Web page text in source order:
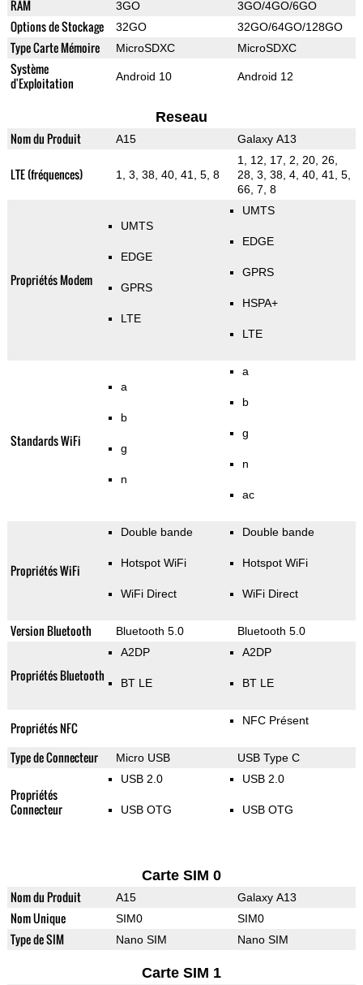
RAM 3GO 3GO/4GO/6GO
Options de Stockage 32GO 32GO/64GO/128GO
Type Carte Mémoire MicroSDXC MicroSDXC
Système
d'Exploitation
Android 10 Android 12
Reseau
Nom du Produit A15 Galaxy A13
LTE (fréquences) 1, 3, 38, 40, 41, 5, 8
1, 12, 17, 2, 20, 26,
28, 3, 38, 4, 40, 41, 5,
66, 7, 8
Propriétés Modem
UMTS
EDGE
GPRS
LTE
UMTS
EDGE
GPRS
HSPA+
LTE
Standards WiFi
a
b
g
n
a
b
g
n
ac
Propriétés WiFi
Double bande
Hotspot WiFi
WiFi Direct
Double bande
Hotspot WiFi
WiFi Direct
Version Bluetooth Bluetooth 5.0 Bluetooth 5.0
Propriétés Bluetooth
A2DP
BT LE
A2DP
BT LE
Propriétés NFC NFC Présent
Type de Connecteur Micro USB USB Type C
Propriétés
Connecteur
USB 2.0
USB OTG
USB 2.0
USB OTG
Carte SIM 0
Nom du Produit A15 Galaxy A13
Nom Unique SIM0 SIM0
Type de SIM Nano SIM Nano SIM
Carte SIM 1